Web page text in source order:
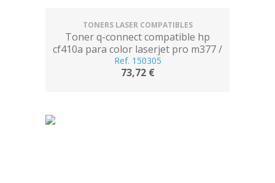
TONERS LASER COMPATIBLES
Toner q-connect compatible hp
cf410a para color laserjet pro m377 /
m452 / mfp m477 negro 2300 pag
Ref. 150305
73,72 €